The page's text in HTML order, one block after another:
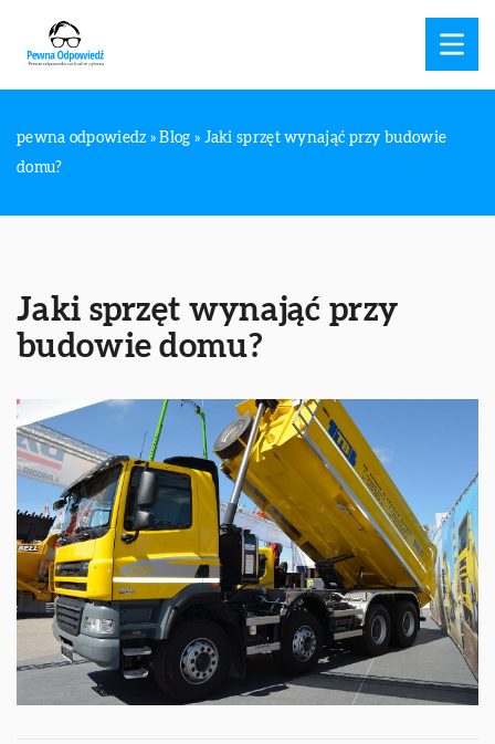
pewna odpowiedz »Blog » Jaki sprzęt wynająć przy budowie
domu?
Jaki sprzęt wynająć przy
budowie domu?